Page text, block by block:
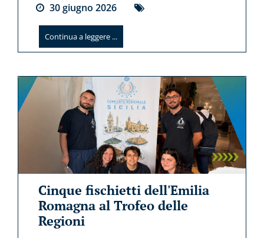
30giugno 2026
Continua a leggere ...
Cinque fischietti dell'Emilia
Romagna al Trofeo delle
Regioni